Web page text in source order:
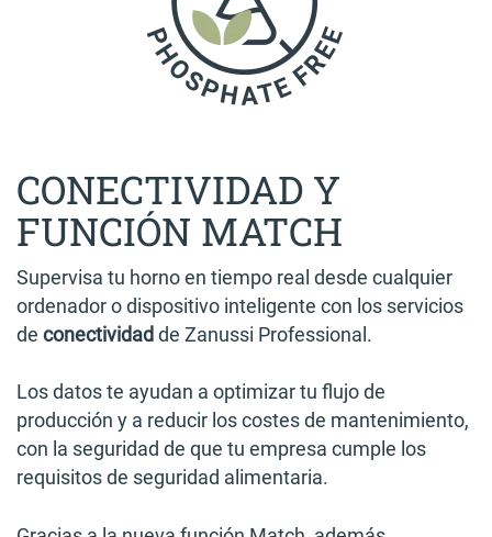
CONECTIVIDAD Y
FUNCIÓN MATCH
Supervisa tu horno en tiempo real desde cualquier
ordenador o dispositivo inteligente con los servicios
de conectividad de Zanussi Professional.
Los datos te ayudan a optimizar tu flujo de
producción y a reducir los costes de mantenimiento,
con la seguridad de que tu empresa cumple los
requisitos de seguridad alimentaria.